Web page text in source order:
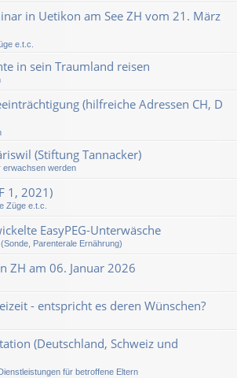
in Uetikon am See ZH vom 21. März
e.t.c.
in sein Traumland reisen
(hilfreiche Adressen CH, D
(Stiftung Tannacker)
erwachsen werden
1, 2021)
Züge e.t.c.
EasyPEG-Unterwäsche
Parenterale Ernährung)
ZH am 06. Januar 2026
- entspricht es deren Wünschen?
(Deutschland, Schweiz und
für betroffene Eltern